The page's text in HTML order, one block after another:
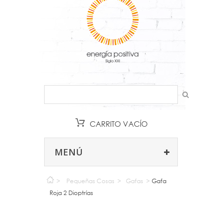
CARRITO VACÍO
MENÚ
> Pequeñas Cosas > Gafas > Gafa
Roja 2 Dioptrías